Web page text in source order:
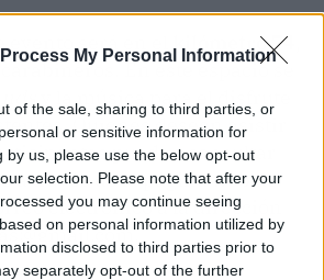
My Personal Information
of the sale, sharing to third parties, or
or sensitive information for
by us, please use the below opt-out
selection. Please note that after your
you may continue seeing
on personal information utilized by
disclosed to third parties prior to
separately opt-out of the further
evento será en el kilómetro 74
carabineros. En este espacio se
y la música para el disfrute
Quienes deseen asistir
pueden consultar
a través de la página web de
electrónico a la dirección